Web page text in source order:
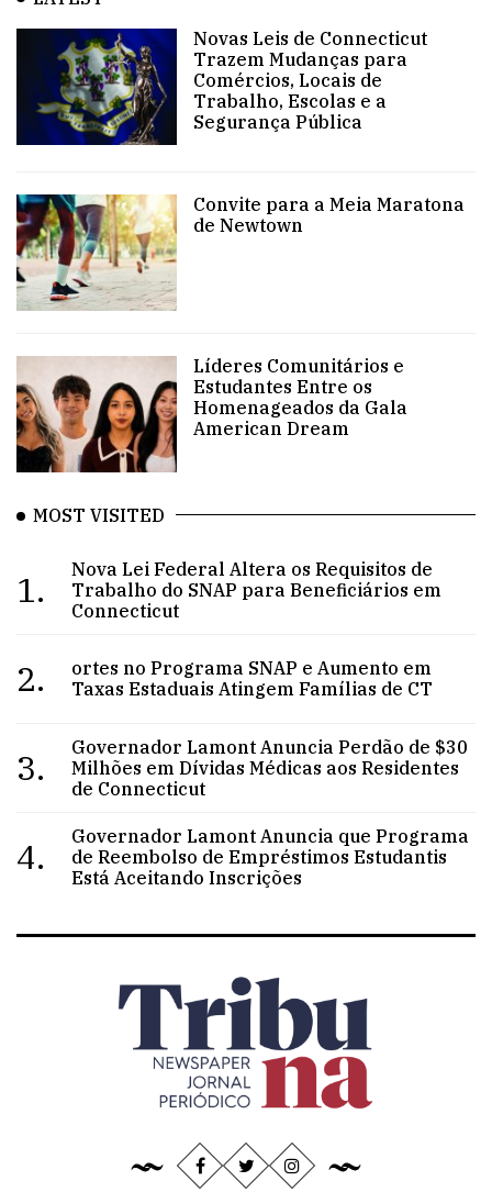
Novas Leis de Connecticut
Trazem Mudanças para
Comércios, Locais de
Trabalho, Escolas e a
Segurança Pública
Convite para a Meia Maratona
de Newtown
Líderes Comunitários e
Estudantes Entre os
Homenageados da Gala
American Dream
MOST VISITED
1.
Nova Lei Federal Altera os Requisitos de
Trabalho do SNAP para Beneficiários em
Connecticut
2.
ortes no Programa SNAP e Aumento em
Taxas Estaduais Atingem Famílias de CT
3.
Governador Lamont Anuncia Perdão de $30
Milhões em Dívidas Médicas aos Residentes
de Connecticut
4.
Governador Lamont Anuncia que Programa
de Reembolso de Empréstimos Estudantis
Está Aceitando Inscrições